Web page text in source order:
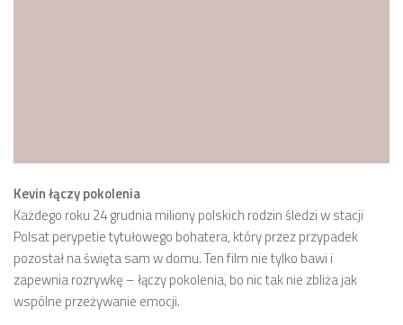
Kevin łączy pokolenia
Każdego roku 24 grudnia miliony polskich rodzin śledzi w stacji
Polsat perypetie tytułowego bohatera, który przez przypadek
pozostał na święta sam w domu. Ten film nie tylko bawi i
zapewnia rozrywkę – łączy pokolenia, bo nic tak nie zbliża jak
wspólne przeżywanie emocji.